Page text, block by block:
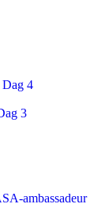
Dag 4
3
ambassadeur